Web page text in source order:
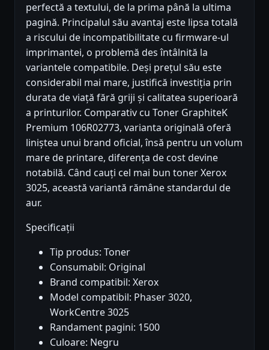
perfectă a textului, de la prima până la ultima
pagină. Principalul său avantaj este lipsa totală
a riscului de incompatibilitate cu firmware-ul
imprimantei, o problemă des întâlnită la
variantele compatibile. Deși prețul său este
considerabil mai mare, justifică investiția prin
durata de viață fără griji și calitatea superioară
a printurilor. Comparativ cu Toner GraphiteK
Premium 106R02773, varianta originală oferă
liniștea unui brand oficial, însă pentru un volum
mare de printare, diferența de cost devine
notabilă. Când cauți cel mai bun toner Xerox
3025, această variantă rămâne standardul de
aur.
Specificații
Tip produs: Toner
Consumabil: Original
Brand compatibil: Xerox
Model compatibil: Phaser 3020,
WorkCentre 3025
Randament pagini: 1500
Culoare: Negru